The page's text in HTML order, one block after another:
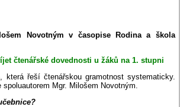
Novotným v časopise Rodina a škola
čtenářské dovednosti u žáků na 1. stupni
která řeší čtenářskou gramotnost systematicky.
Mgr. Milošem Novotným.